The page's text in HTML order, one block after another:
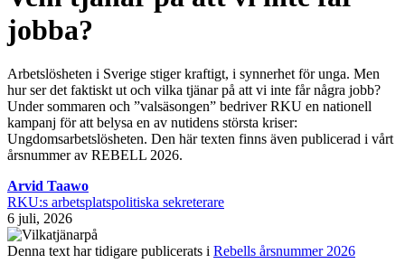
jobba?
Arbetslösheten i Sverige stiger kraftigt, i synnerhet för unga. Men
hur ser det faktiskt ut och vilka tjänar på att vi inte får några jobb?
Under sommaren och ”valsäsongen” bedriver RKU en nationell
kampanj för att belysa en av nutidens största kriser:
Ungdomsarbetslösheten. Den här texten finns även publicerad i vårt
årsnummer av REBELL 2026.
Arvid Taawo
RKU:s arbetsplatspolitiska sekreterare
6 juli, 2026
Denna text har tidigare publicerats i Rebells årsnummer 2026